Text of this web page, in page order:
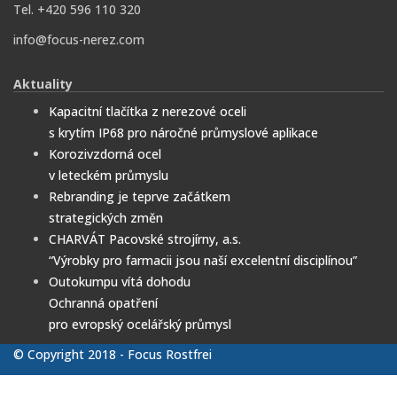
Tel. +420 596 110 320
info@focus-nerez.com
Aktuality
Kapacitní tlačítka z nerezové oceli
s krytím IP68 pro náročné průmyslové aplikace
Korozivzdorná ocel
v leteckém průmyslu
Rebranding je teprve začátkem
strategických změn
CHARVÁT Pacovské strojírny, a.s.
“Výrobky pro farmacii jsou naší excelentní disciplínou”
Outokumpu vítá dohodu
Ochranná opatření
pro evropský ocelářský průmysl
© Copyright 2018 - Focus Rostfrei